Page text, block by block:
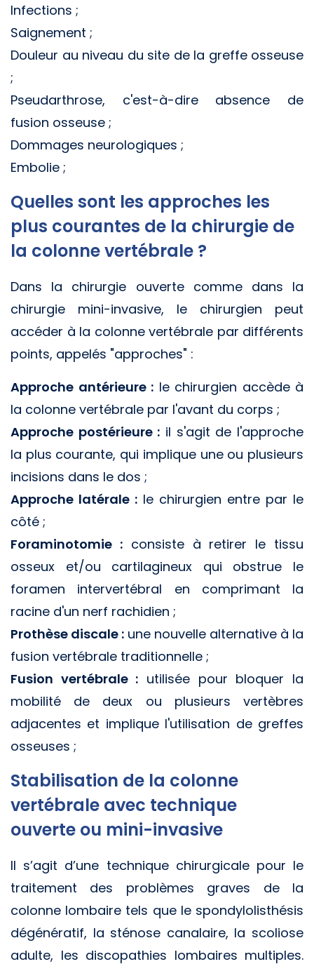
Infections ;
Saignement ;
Douleur au niveau du site de la greffe osseuse
;
Pseudarthrose, c'est-à-dire absence de
fusion osseuse ;
Dommages neurologiques ;
Embolie ;
Quelles sont les approches les
plus courantes de la chirurgie de
la colonne vertébrale ?
Dans la chirurgie ouverte comme dans la
chirurgie mini-invasive, le chirurgien peut
accéder à la colonne vertébrale par différents
points, appelés "approches" :
Approche antérieure : le chirurgien accède à
la colonne vertébrale par l'avant du corps ;
Approche postérieure : il s'agit de l'approche
la plus courante, qui implique une ou plusieurs
incisions dans le dos ;
Approche latérale : le chirurgien entre par le
côté ;
Foraminotomie :consiste à retirer le tissu
osseux et/ou cartilagineux qui obstrue le
foramen intervertébral en comprimant la
racine d'un nerf rachidien ;
Prothèse discale : une nouvelle alternative à la
fusion vertébrale traditionnelle ;
Fusion vertébrale : utilisée pour bloquer la
mobilité de deux ou plusieurs vertèbres
adjacentes et implique l'utilisation de greffes
osseuses ;
Stabilisation de la colonne
vertébrale avec technique
ouverte ou mini-invasive
Il s’agit d’une technique chirurgicale pour le
traitement des problèmes graves de la
colonne lombaire tels que le spondylolisthésis
dégénératif, la sténose canalaire, la scoliose
adulte, les discopathies lombaires multiples.